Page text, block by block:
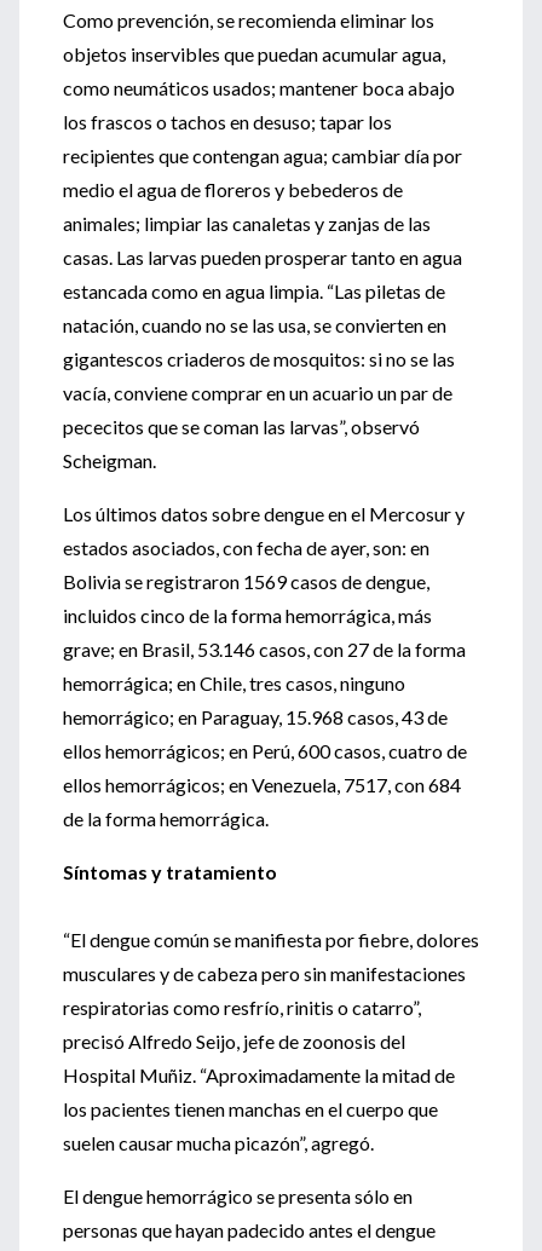
Como prevención, se recomienda eliminar los
objetos inservibles que puedan acumular agua,
como neumáticos usados; mantener boca abajo
los frascos o tachos en desuso; tapar los
recipientes que contengan agua; cambiar día por
medio el agua de floreros y bebederos de
animales; limpiar las canaletas y zanjas de las
casas. Las larvas pueden prosperar tanto en agua
estancada como en agua limpia. “Las piletas de
natación, cuando no se las usa, se convierten en
gigantescos criaderos de mosquitos: si no se las
vacía, conviene comprar en un acuario un par de
pececitos que se coman las larvas”, observó
Scheigman.
Los últimos datos sobre dengue en el Mercosur y
estados asociados, con fecha de ayer, son: en
Bolivia se registraron 1569 casos de dengue,
incluidos cinco de la forma hemorrágica, más
grave; en Brasil, 53.146 casos, con 27 de la forma
hemorrágica; en Chile, tres casos, ninguno
hemorrágico; en Paraguay, 15.968 casos, 43 de
ellos hemorrágicos; en Perú, 600 casos, cuatro de
ellos hemorrágicos; en Venezuela, 7517, con 684
de la forma hemorrágica.
Síntomas y tratamiento
“El dengue común se manifiesta por fiebre, dolores
musculares y de cabeza pero sin manifestaciones
respiratorias como resfrío, rinitis o catarro”,
precisó Alfredo Seijo, jefe de zoonosis del
Hospital Muñiz. “Aproximadamente la mitad de
los pacientes tienen manchas en el cuerpo que
suelen causar mucha picazón”, agregó.
El dengue hemorrágico se presenta sólo en
personas que hayan padecido antes el dengue